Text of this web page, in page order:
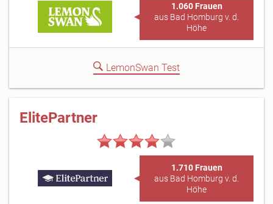
1.060 Frauen
aus Bad Homburg v. d.
Höhe
LemonSwan Test
ElitePartner
1.710 Frauen
aus Bad Homburg v. d.
Höhe